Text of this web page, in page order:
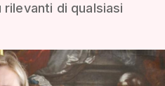
di qualsiasi